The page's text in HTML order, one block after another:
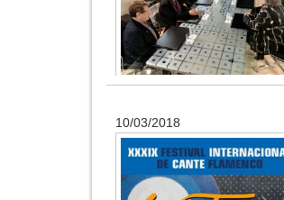
10/03/2018